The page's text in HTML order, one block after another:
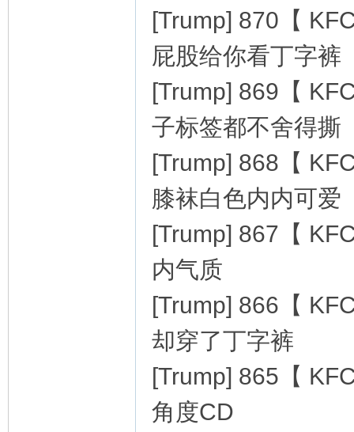
[Trump] 870【
屁股给你看丁字裤
[Trump] 869【
子标签都不舍得撕
[Trump] 868【
膝袜白色内内可爱
[Trump] 867【
内气质
[Trump] 866【
却穿了丁字裤
[Trump] 865【
角度CD